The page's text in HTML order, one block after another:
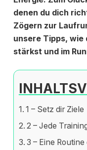
denen du dich
Zögern zur
unsere Tipps, wie
stärkst und im
1 – Setz dir Ziele
2 – Jede
3 – Eine